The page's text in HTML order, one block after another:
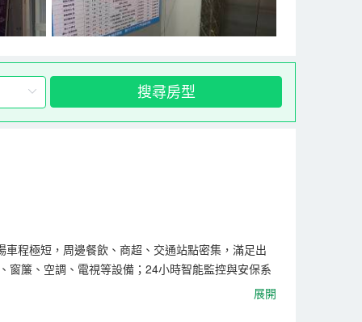
搜尋房型
程極短，周邊餐飲、商超、交通站點密集，滿足出
窗簾、空調、電視等設備；24小時智能監控與安保系
是奔赴商務行程的精英，還是探訪恩施大峽谷、土司
展開